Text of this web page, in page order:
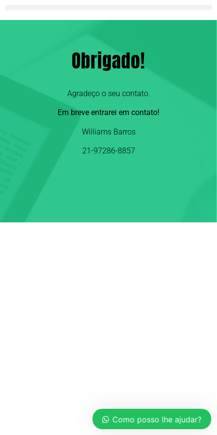
Obrigado!
Agradeço o seu contato.
Em breve entrarei em contato!
Williams Barros
21-97286-8857
Como posso lhe ajudar?